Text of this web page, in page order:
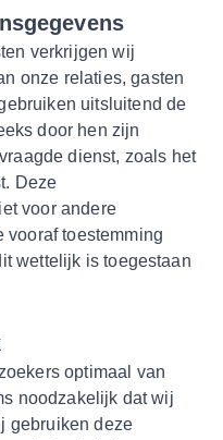
verkrijgen wij
onze relaties, gasten
uitsluitend de
door hen zijn
dienst, zoals het
Deze
voor andere
toestemming
wettelijk is toegestaan
optimaal van
noodzakelijk dat wij
gebruiken deze